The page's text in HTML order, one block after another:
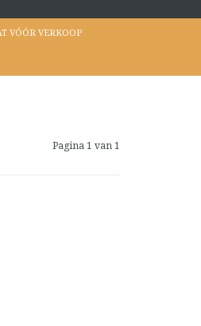
VÓÓR VERKOOP
Pagina 1 van 1